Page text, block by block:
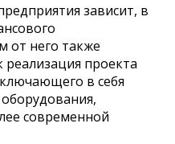
зависит, в
от него также
реализация проекта
в себя
современной